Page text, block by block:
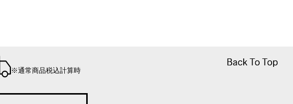
Back To Top
Back To Top
※通常商品税込計算時